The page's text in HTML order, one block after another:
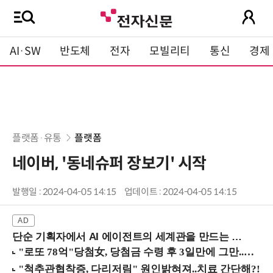
AI·SW 반도체 전자 모빌리티 통신 경제
플랫폼·유통 플랫폼
네이버, '동네슈퍼 장보기' 시작
발행일 : 2024-04-05 14:15 업데이트 : 2024-04-05 14:15
단순 기획자에서 AI 에이전트의 세계관을 만드는 지식 설계자로.. (8/20 강남역)